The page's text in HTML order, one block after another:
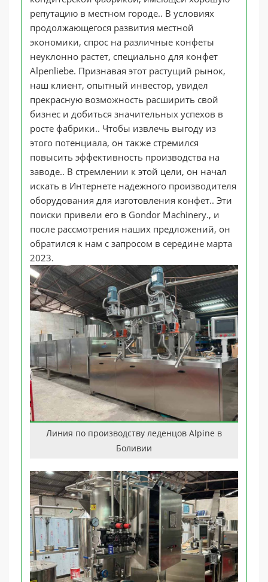
репутацию в местном городе.. В условиях
продолжающегося развития местной
экономики, спрос на различные конфеты
неуклонно растет, специально для конфет
Alpenliebe. Признавая этот растущий рынок,
наш клиент, опытный инвестор, увидел
прекрасную возможность расширить свой
бизнес и добиться значительных успехов в
росте фабрики.. Чтобы извлечь выгоду из
этого потенциала, он также стремился
повысить эффективность производства на
заводе.. В стремлении к этой цели, он начал
искать в Интернете надежного производителя
оборудования для изготовления конфет.. Эти
поиски привели его в Gondor Machinery., и
после рассмотрения наших предложений, он
обратился к нам с запросом в середине марта
2023.
Линия по производству леденцов Alpine в
Боливии